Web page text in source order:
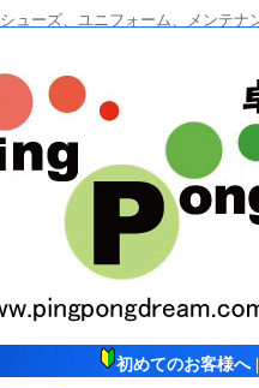
ューズ、ユニフォーム、メンテ
初めてのお客様へ